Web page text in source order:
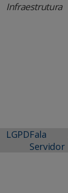
Infraestrutura
LGPDFala
Servidor